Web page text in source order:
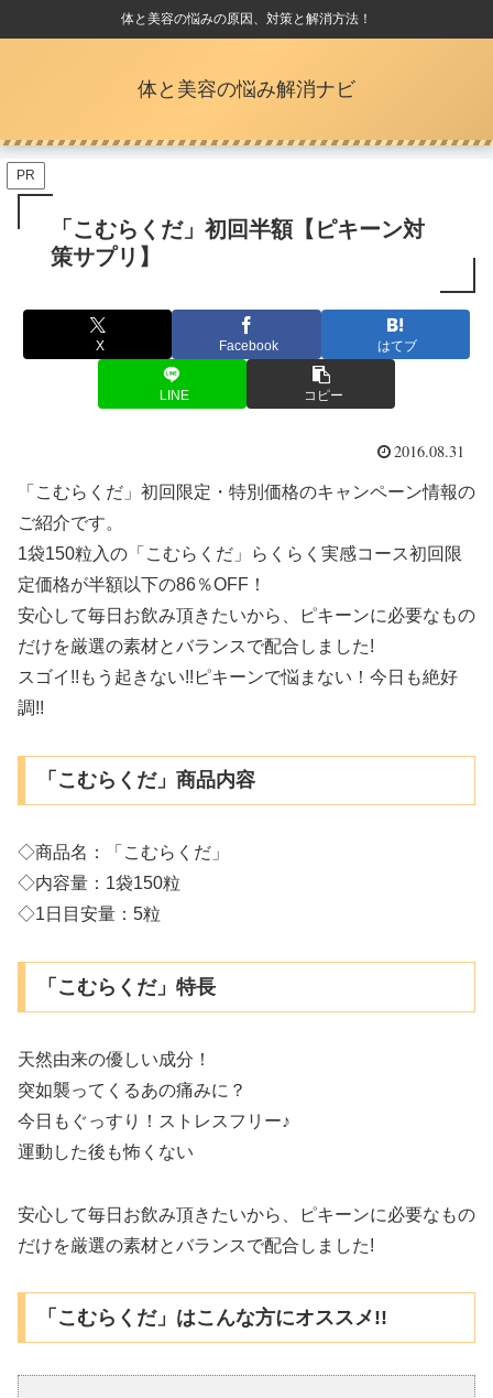
体と美容の悩みの原因、対策と解消方法！
体と美容の悩み解消ナビ
PR
「こむらくだ」初回半額【ピキーン対
策サプリ】
X Facebook はてブ
LINE コピー
2016.08.31
「こむらくだ」初回限定・特別価格のキャンペーン情報の
ご紹介です。
1袋150粒入の「こむらくだ」らくらく実感コース初回限
定価格が半額以下の86％OFF！
安心して毎日お飲み頂きたいから、ピキーンに必要なもの
だけを厳選の素材とバランスで配合しました!
スゴイ!!もう起きない!!ピキーンで悩まない！今日も絶好
調!!
「こむらくだ」商品内容
◇商品名：「こむらくだ」
◇内容量：1袋150粒
◇1日目安量：5粒
「こむらくだ」特長
天然由来の優しい成分！
突如襲ってくるあの痛みに？
今日もぐっすり！ストレスフリー♪
運動した後も怖くない
安心して毎日お飲み頂きたいから、ピキーンに必要なもの
だけを厳選の素材とバランスで配合しました!
「こむらくだ」はこんな方にオススメ!!